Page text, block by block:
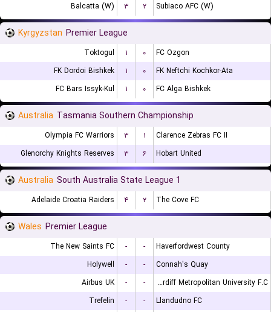
Balcatta (W) ۳ ۲ Subiaco AFC (W)
Kyrgyzstan Premier League
Toktogul ۱ ۰
FC Ozgon
FK Dordoi Bishkek
۱ ۰
FK Neftchi Kochkor-Ata
FC Bars Issyk-Kul
۱ ۰ FC Alga Bishkek
Australia Tasmania Southern Championship
Olympia FC Warriors ۳ ۱
Clarence Zebras FC II
Glenorchy Knights Reserves
۳ ۶ Hobart United
Australia South Australia State League 1
Adelaide Croatia Raiders ۴ ۲ The Cove FC
Wales Premier League
The New Saints FC - -
Haverfordwest County
Holywell
- -
Connah's Quay
Airbus UK
- -
Cardiff Metropolitan University F.C.
Trefelin
- -
Llandudno FC